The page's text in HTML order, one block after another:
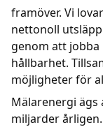
framöver. Vi
nettonoll
genom att
hållbarhet.
möjligheter för
Mälarenergi ägs
miljarder